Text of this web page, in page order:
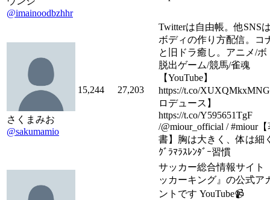
@imainoodbzhhr
さくまみお
@sakumamio
15,244 27,203
Twitterは自由帳。他SNS
ボディの作り方配信。コ
と旧ドラ癒し。アニメ/ボ
脱出ゲーム/競馬/雀魂
【YouTube】
https://t.co/
ロデュース】
https://t.co/Y595651TgF
/@miour_official / #miour【
書】胸は大きく、体は細
ｸﾞﾗﾏﾗｽﾚﾝﾀﾞｰ習慣
サッカー総合情報サイト
ッカーキング』の公式ア
ントです YouTube📹